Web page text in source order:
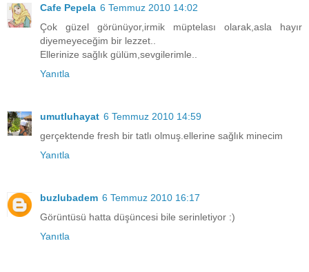
Cafe Pepela 6 Temmuz 2010 14:02
Çok güzel görünüyor,irmik müptelası olarak,asla hayır
diyemeyeceğim bir lezzet..
Ellerinize sağlık gülüm,sevgilerimle..
Yanıtla
umutluhayat 6 Temmuz 2010 14:59
gerçektende fresh bir tatlı olmuş.ellerine sağlık minecim
Yanıtla
buzlubadem 6 Temmuz 2010 16:17
Görüntüsü hatta düşüncesi bile serinletiyor :)
Yanıtla